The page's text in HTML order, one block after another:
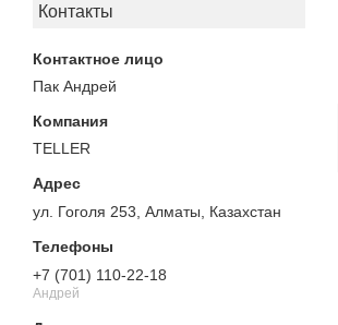
Контакты
Пак Андрей
TELLER
ул. Гоголя 253, Алматы, Казахстан
+7 (701) 110-22-18
Андрей